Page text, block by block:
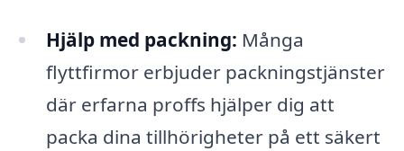
Hjälp med packning: Många
flyttfirmor erbjuder packningstjänster
där erfarna proffs hjälper dig att
packa dina tillhörigheter på ett säkert